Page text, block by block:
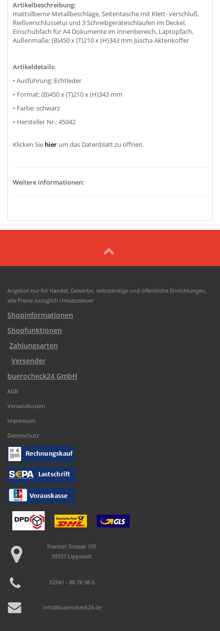
Artikelbeschreibung:
mattsilberne Metallbeschläge, Seitentasche mit Klett- verschluß,
Reißverschlussetui und 3 Schreibgeräteschlaufen im Deckel,
Einschubfach für A4 Dokumente im Innenbereich, Laptopfach,
Außenmaße: (B)450 x (T)210 x (H)343 mm Jüscha Aktenkoffer
Artikeldetails:
• Ausführung: Echtleder
• Format: (B)450 x (T)210 x (H)343 mm
• Farbe: schwarz
• Hersteller Nr.: 45042
Klicken Sie hier um das Datenblatt zu öffnen.
Weitere Informationen:
Angebot nur für Handel, Gewerbe, selbständige und öffentliche Einrichtungen,
alle Preise zuzüglich Umsatzsteuer
Shopinformationen
Shopfunktionen
Zahlungsarten
Versender
buerocheck24 GmbH
AGB
Versandkosten
Impressum
Datenschutz
Erwitter Strasse 105
59557 Lippstadt
02941 - 88 78 98 0
info@buerocheck24.de